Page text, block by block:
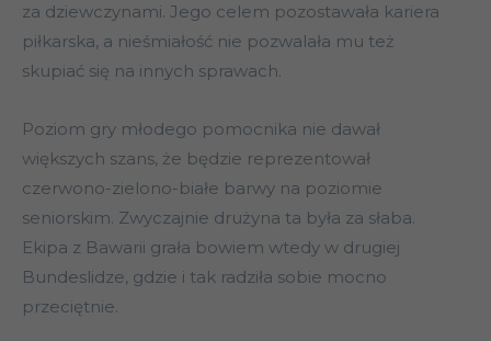
za dziewczynami. Jego celem pozostawała kariera
piłkarska, a nieśmiałość nie pozwalała mu też
skupiać się na innych sprawach.
Poziom gry młodego pomocnika nie dawał
większych szans, że będzie reprezentował
czerwono-zielono-białe barwy na poziomie
seniorskim. Zwyczajnie drużyna ta była za słaba.
Ekipa z Bawarii grała bowiem wtedy w drugiej
Bundeslidze, gdzie i tak radziła sobie mocno
przeciętnie.